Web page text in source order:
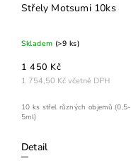
Střely Motsumi 10ks
Skladem (>9 ks)
1 754,50 Kč včetně DPH
1 450 Kč
Detail
10 ks střel různých objemů (0,5-
5ml)